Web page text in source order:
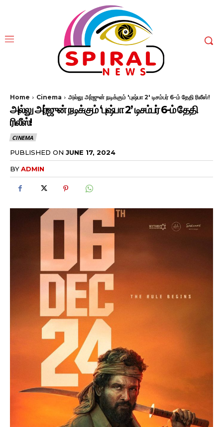
Home Cinema அல்லு அர்ஜுன் நடிக்கும் 'புஷ்பா 2' டிசம்பர் 6-ம் தேதி ரிலீஸ்!
அல்லு அர்ஜுன் நடிக்கும் ‘புஷ்பா 2’ டிசம்பர் 6-ம் தேதி
ரிலீஸ்!
CINEMA
PUBLISHED ON JUNE 17, 2024
BYADMIN